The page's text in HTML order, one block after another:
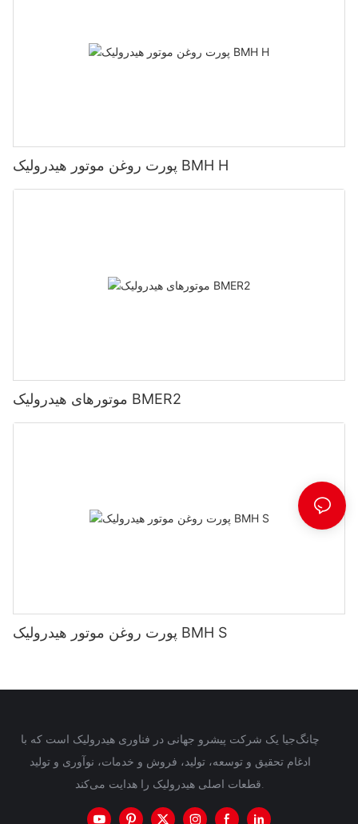
پورت روغن موتور هیدرولیک BMH H
موتورهای هیدرولیک BMER2
پورت روغن موتور هیدرولیک BMH S
چانگ‌جیا یک شرکت پیشرو جهانی در فناوری هیدرولیک است که با
ادغام تحقیق و توسعه، تولید، فروش و خدمات، نوآوری و تولید